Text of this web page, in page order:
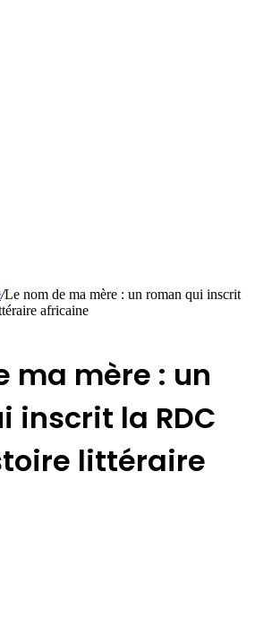
/Le nom de ma mère : un roman qui inscrit
africaine
ma mère : un
inscrit la RDC
littéraire